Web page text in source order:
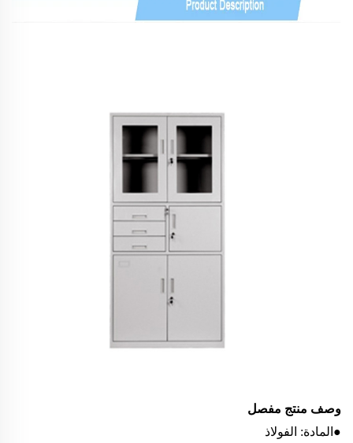
وصف منتج مفصل
●المادة: الفولاذ